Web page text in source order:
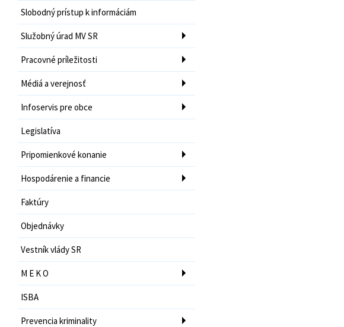
Slobodný prístup k informáciám
Služobný úrad MV SR
Pracovné príležitosti
Médiá a verejnosť
Infoservis pre obce
Legislatíva
Pripomienkové konanie
Hospodárenie a financie
Faktúry
Objednávky
Vestník vlády SR
M E K O
ISBA
Prevencia kriminality